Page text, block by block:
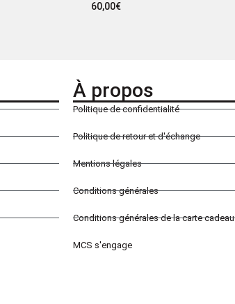
60,00€
À propos
Politique de confidentialité
Politique de retour et d'échange
Mentions légales
Conditions générales
Conditions générales de la carte cadeau
MCS s'engage